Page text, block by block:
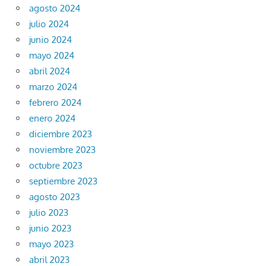
agosto 2024
julio 2024
junio 2024
mayo 2024
abril 2024
marzo 2024
febrero 2024
enero 2024
diciembre 2023
noviembre 2023
octubre 2023
septiembre 2023
agosto 2023
julio 2023
junio 2023
mayo 2023
abril 2023